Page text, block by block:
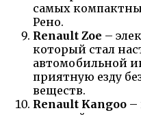
самых
Рено.
Renault Zoe –
который стал
автомобильной
приятную езду
веществ.
Renault Kangoo –